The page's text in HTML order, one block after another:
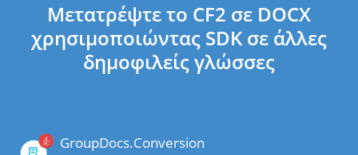
Μετατρέψτε το CF2 σε DOCX
χρησιμοποιώντας SDK σε άλλες
δημοφιλείς γλώσσες
GroupDocs.Conversion